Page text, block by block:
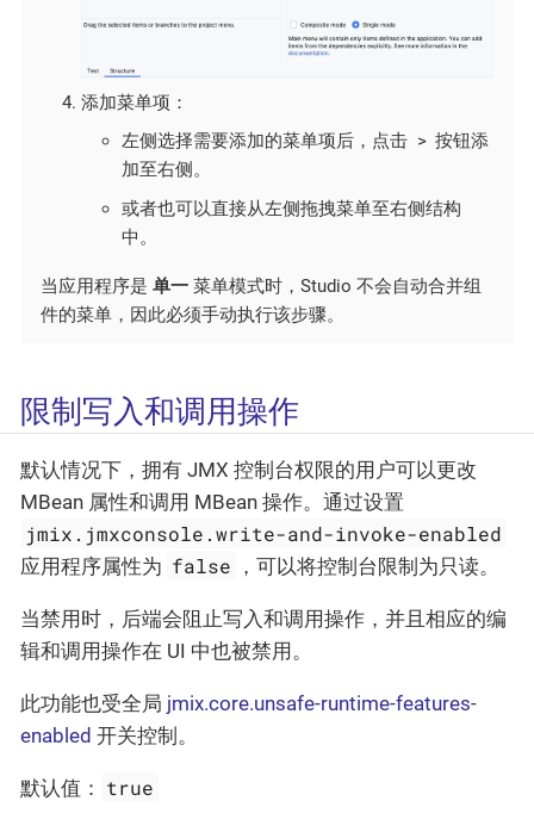
添加菜单项：
左侧选择需要添加的菜单项后，点击 > 按钮添
加至右侧。
或者也可以直接从左侧拖拽菜单至右侧结构
中。
当应用程序是 单一 菜单模式时，Studio 不会自动合并组
件的菜单，因此必须手动执行该步骤。
限制写入和调用操作
默认情况下，拥有 JMX 控制台权限的用户可以更改
MBean 属性和调用 MBean 操作。通过设置
jmix.jmxconsole.write-and-invoke-enabled
应用程序属性为 false ，可以将控制台限制为只读。
当禁用时，后端会阻止写入和调用操作，并且相应的编
辑和调用操作在 UI 中也被禁用。
此功能也受全局 jmix.core.unsafe-runtime-features-
enabled 开关控制。
默认值： true